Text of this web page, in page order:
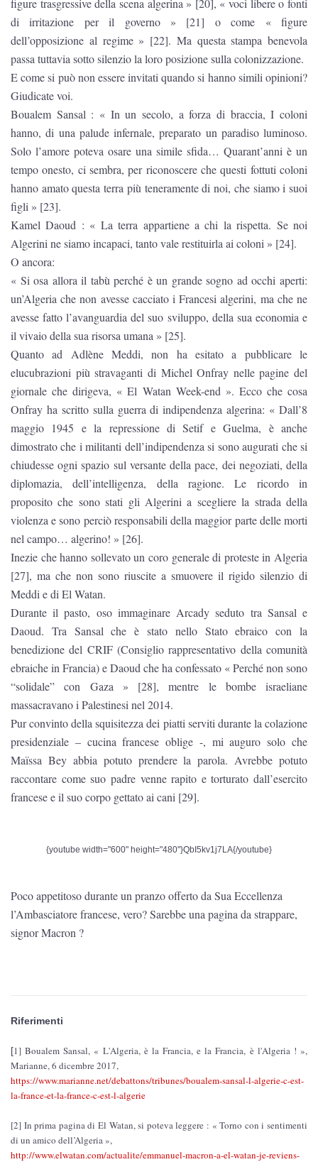
figure trasgressive della scena algerina » [20], « voci libere o fonti
di irritazione per il governo » [21] o come « figure
dell’opposizione al regime » [22]. Ma questa stampa benevola
passa tuttavia sotto silenzio la loro posizione sulla colonizzazione.
E come si può non essere invitati quando si hanno simili opinioni?
Giudicate voi.
Boualem Sansal : « In un secolo, a forza di braccia, I coloni
hanno, di una palude infernale, preparato un paradiso luminoso.
Solo l’amore poteva osare una simile sfida… Quarant’anni è un
tempo onesto, ci sembra, per riconoscere che questi fottuti coloni
hanno amato questa terra più teneramente di noi, che siamo i suoi
figli » [23].
Kamel Daoud : « La terra appartiene a chi la rispetta. Se noi
Algerini ne siamo incapaci, tanto vale restituirla ai coloni » [24].
O ancora:
« Si osa allora il tabù perché è un grande sogno ad occhi aperti:
un’Algeria che non avesse cacciato i Francesi algerini, ma che ne
avesse fatto l’avanguardia del suo sviluppo, della sua economia e
il vivaio della sua risorsa umana » [25].
Quanto ad Adlène Meddi, non ha esitato a pubblicare le
elucubrazioni più stravaganti di Michel Onfray nelle pagine del
giornale che dirigeva, « El Watan Week-end ». Ecco che cosa
Onfray ha scritto sulla guerra di indipendenza algerina: « Dall’8
maggio 1945 e la repressione di Setif e Guelma, è anche
dimostrato che i militanti dell’indipendenza si sono augurati che si
chiudesse ogni spazio sul versante della pace, dei negoziati, della
diplomazia, dell’intelligenza, della ragione. Le ricordo in
proposito che sono stati gli Algerini a scegliere la strada della
violenza e sono perciò responsabili della maggior parte delle morti
nel campo… algerino! » [26].
Inezie che hanno sollevato un coro generale di proteste in Algeria
[27], ma che non sono riuscite a smuovere il rigido silenzio di
Meddi e di El Watan.
Durante il pasto, oso immaginare Arcady seduto tra Sansal e
Daoud. Tra Sansal che è stato nello Stato ebraico con la
benedizione del CRIF (Consiglio rappresentativo della comunità
ebraiche in Francia) e Daoud che ha confessato « Perché non sono
“solidale” con Gaza » [28], mentre le bombe israeliane
massacravano i Palestinesi nel 2014.
Pur convinto della squisitezza dei piatti serviti durante la colazione
presidenziale – cucina francese oblige -, mi auguro solo che
Maïssa Bey abbia potuto prendere la parola. Avrebbe potuto
raccontare come suo padre venne rapito e torturato dall’esercito
francese e il suo corpo gettato ai cani [29].
{youtube width="600" height="480"}QbI5kv1j7LA{/youtube}
Poco appetitoso durante un pranzo offerto da Sua Eccellenza
l’Ambasciatore francese, vero? Sarebbe una pagina da strappare,
signor Macron ?
Riferimenti
[1] Boualem Sansal, « L'Algeria, è la Francia, e la Francia, è l'Algeria ! »,
Marianne, 6 dicembre 2017,
https://www.marianne.net/debattons/tribunes/boualem-sansal-l-algerie-c-est-
la-france-et-la-france-c-est-l-algerie
[2] In prima pagina di El Watan, si poteva leggere : « Torno con i sentimenti
di un amico dell’Algeria »,
http://www.elwatan.com/actualite/emmanuel-macron-a-el-watan-je-reviens-